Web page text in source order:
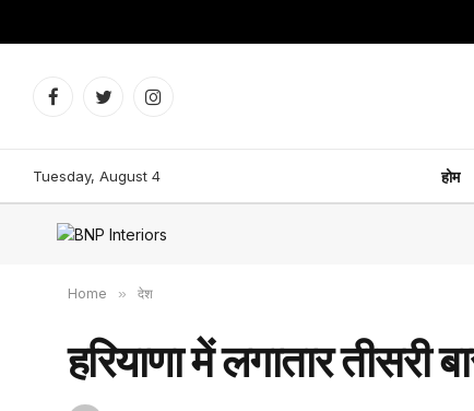
FacebookTwitterInstagram
Tuesday, August 4 होम
Home » देश
हरियाणा में लगातार